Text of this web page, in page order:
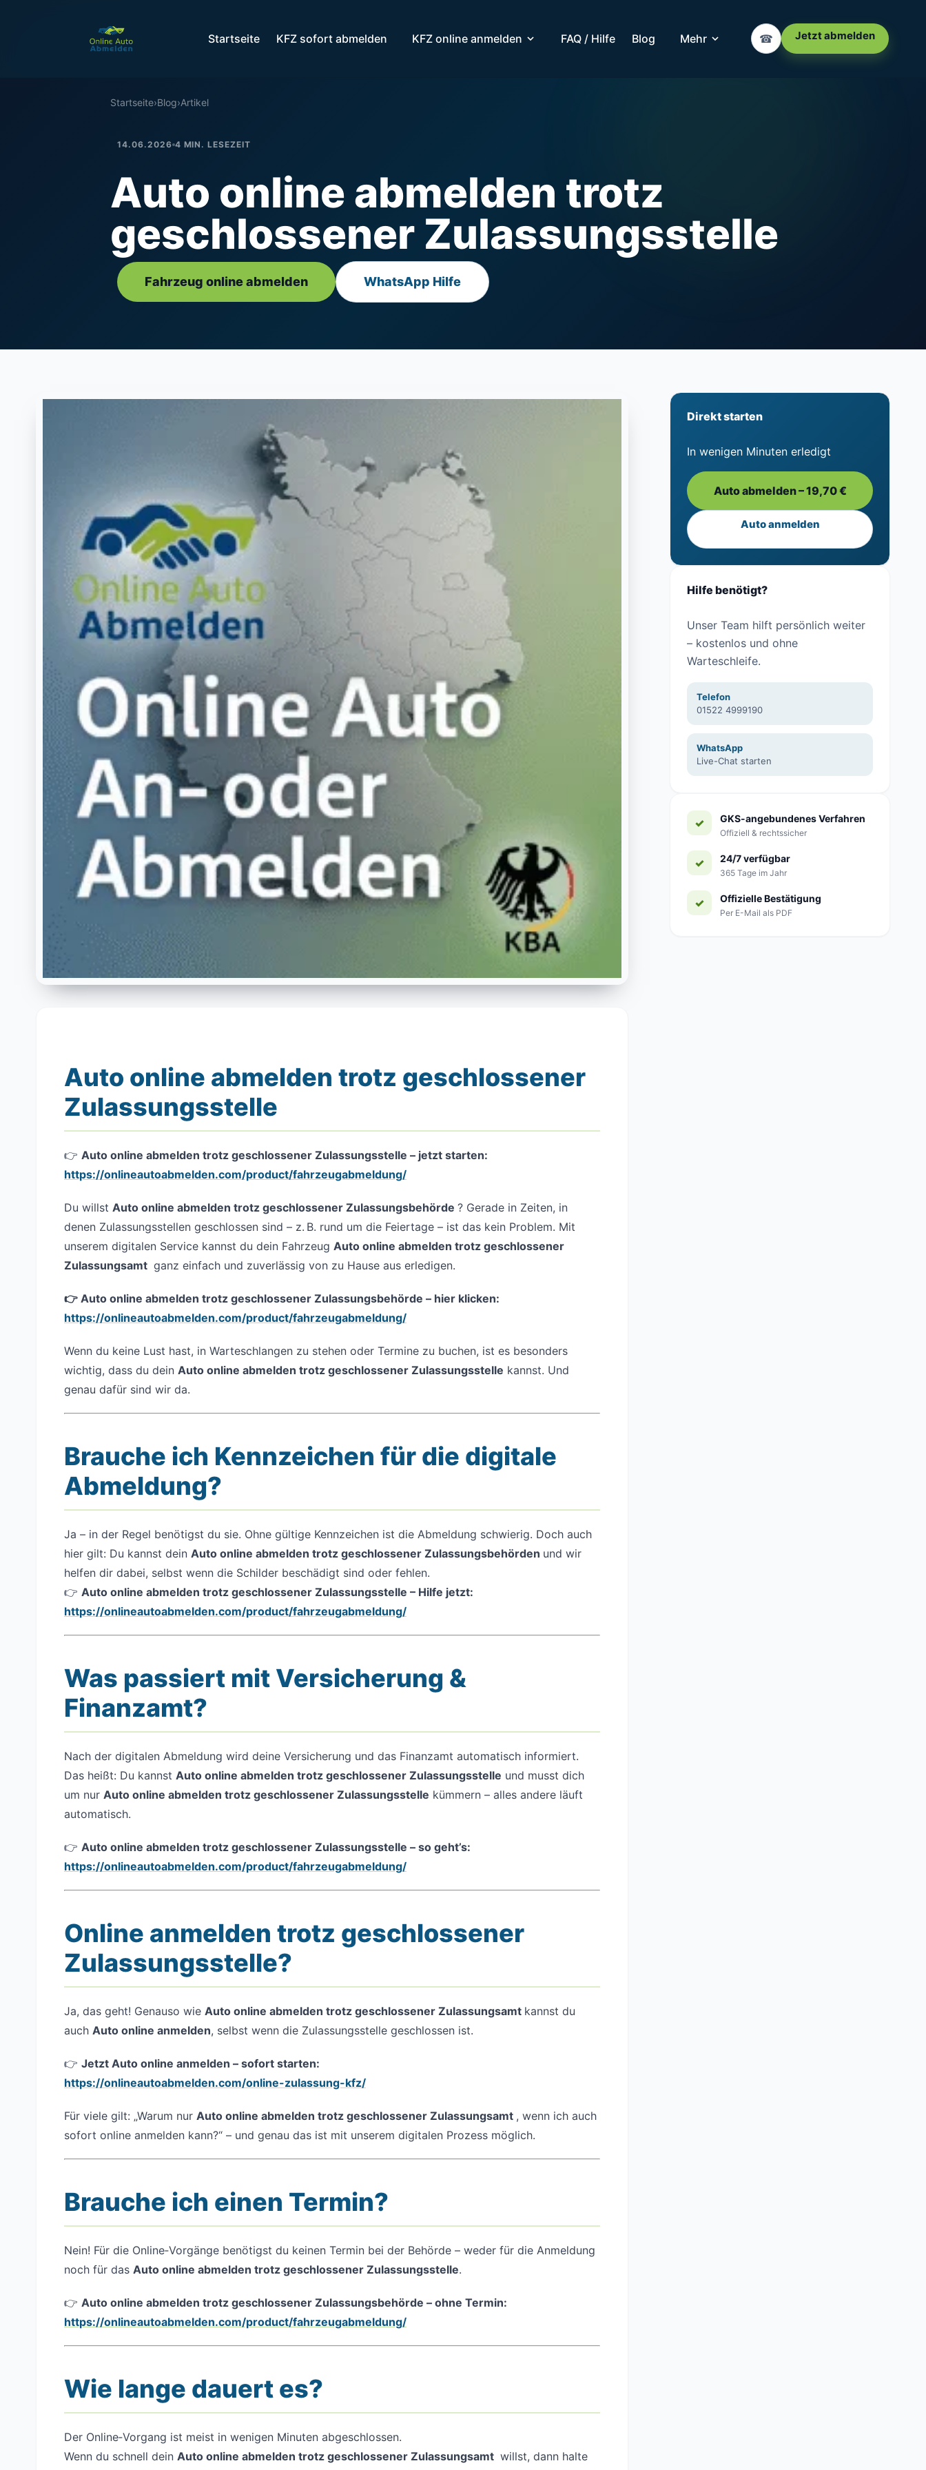
Startseite KFZ sofort abmelden KFZ online anmelden FAQ / Hilfe Blog Mehr ☎ Jetzt abmelden
Startseite›Blog›Artikel
14.06.2026 4 MIN. LESEZEIT
Auto online abmelden trotz
geschlossener Zulassungsstelle
Fahrzeug online abmelden WhatsApp Hilfe
Auto online abmelden trotz geschlossener
Zulassungsstelle
👉 Auto online abmelden trotz geschlossener Zulassungsstelle – jetzt starten:
https://onlineautoabmelden.com/product/fahrzeugabmeldung/
Du willst Auto online abmelden trotz geschlossener Zulassungsbehörde ? Gerade in Zeiten, in
denen Zulassungsstellen geschlossen sind – z. B. rund um die Feiertage – ist das kein Problem. Mit
unserem digitalen Service kannst du dein Fahrzeug Auto online abmelden trotz geschlossener
Zulassungsamt ganz einfach und zuverlässig von zu Hause aus erledigen.
👉 Auto online abmelden trotz geschlossener Zulassungsbehörde – hier klicken:
https://onlineautoabmelden.com/product/fahrzeugabmeldung/
Wenn du keine Lust hast, in Warteschlangen zu stehen oder Termine zu buchen, ist es besonders
wichtig, dass du dein Auto online abmelden trotz geschlossener Zulassungsstelle kannst. Und
genau dafür sind wir da.
Brauche ich Kennzeichen für die digitale
Abmeldung?
Ja – in der Regel benötigst du sie. Ohne gültige Kennzeichen ist die Abmeldung schwierig. Doch auch
hier gilt: Du kannst dein Auto online abmelden trotz geschlossener Zulassungsbehörden und wir
helfen dir dabei, selbst wenn die Schilder beschädigt sind oder fehlen.
👉 Auto online abmelden trotz geschlossener Zulassungsstelle – Hilfe jetzt:
https://onlineautoabmelden.com/product/fahrzeugabmeldung/
Was passiert mit Versicherung &
Finanzamt?
Nach der digitalen Abmeldung wird deine Versicherung und das Finanzamt automatisch informiert.
Das heißt: Du kannst Auto online abmelden trotz geschlossener Zulassungsstelle und musst dich
um nur Auto online abmelden trotz geschlossener Zulassungsstelle kümmern – alles andere läuft
automatisch.
👉 Auto online abmelden trotz geschlossener Zulassungsstelle – so geht’s:
https://onlineautoabmelden.com/product/fahrzeugabmeldung/
Online anmelden trotz geschlossener
Zulassungsstelle?
Ja, das geht! Genauso wie Auto online abmelden trotz geschlossener Zulassungsamt kannst du
auch Auto online anmelden, selbst wenn die Zulassungsstelle geschlossen ist.
👉 Jetzt Auto online anmelden – sofort starten:
https://onlineautoabmelden.com/online-zulassung-kfz/
Für viele gilt: „Warum nur Auto online abmelden trotz geschlossener Zulassungsamt , wenn ich auch
sofort online anmelden kann?“ – und genau das ist mit unserem digitalen Prozess möglich.
Brauche ich einen Termin?
Nein! Für die Online‑Vorgänge benötigst du keinen Termin bei der Behörde – weder für die Anmeldung
noch für das Auto online abmelden trotz geschlossener Zulassungsstelle.
👉 Auto online abmelden trotz geschlossener Zulassungsbehörde – ohne Termin:
https://onlineautoabmelden.com/product/fahrzeugabmeldung/
Wie lange dauert es?
Der Online‑Vorgang ist meist in wenigen Minuten abgeschlossen.
Wenn du schnell dein Auto online abmelden trotz geschlossener Zulassungsamt willst, dann halte
Direkt starten
In wenigen Minuten erledigt
Auto abmelden – 19,70 €
Auto anmelden
Hilfe benötigt?
Unser Team hilft persönlich weiter
– kostenlos und ohne
Warteschleife.
Telefon
01522 4999190
WhatsApp
Live-Chat starten
GKS-angebundenes Verfahren
Offiziell & rechtssicher
24/7 verfügbar
365 Tage im Jahr
Offizielle Bestätigung
Per E-Mail als PDF